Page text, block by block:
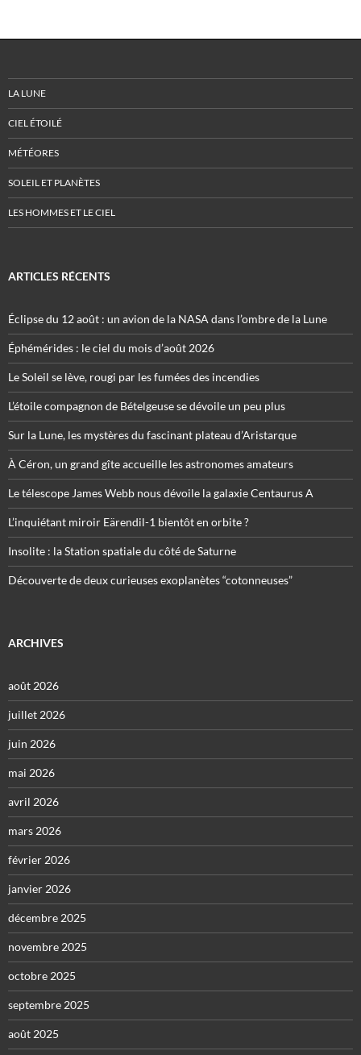
LA LUNE
CIEL ÉTOILÉ
MÉTÉORES
SOLEIL ET PLANÈTES
LES HOMMES ET LE CIEL
ARTICLES RÉCENTS
Éclipse du 12 août : un avion de la NASA dans l’ombre de la Lune
Éphémérides : le ciel du mois d’août 2026
Le Soleil se lève, rougi par les fumées des incendies
L’étoile compagnon de Bételgeuse se dévoile un peu plus
Sur la Lune, les mystères du fascinant plateau d’Aristarque
À Céron, un grand gîte accueille les astronomes amateurs
Le télescope James Webb nous dévoile la galaxie Centaurus A
L’inquiétant miroir Eärendil-1 bientôt en orbite ?
Insolite : la Station spatiale du côté de Saturne
Découverte de deux curieuses exoplanètes “cotonneuses”
ARCHIVES
août 2026
juillet 2026
juin 2026
mai 2026
avril 2026
mars 2026
février 2026
janvier 2026
décembre 2025
novembre 2025
octobre 2025
septembre 2025
août 2025